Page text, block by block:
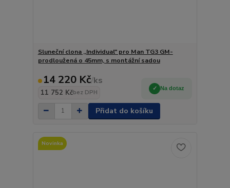
Sluneční clona ,,Individual" pro Man TG3 GM-
prodloužená o 45mm, s montážní sadou
14 220 Kč/ks
11 752 Kčbez DPH
Na dotaz
Přidat do košíku
Novinka